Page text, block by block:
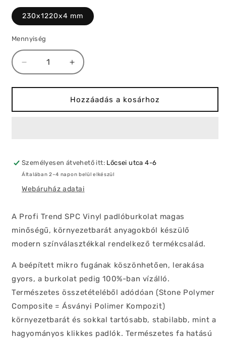
230x1220x4 mm
Mennyiség
Montana
OAK
SPC
mennyiségének
Montana
OAK
SPC
padló
mennyiségének
Hozzáadás a kosárhoz
Személyesen átvehető itt: Lőcsei utca 4-6
Általában 2–4 napon belül elkészül
Webáruház adatai
A Profi Trend SPC Vinyl padlóburkolat magas
minőségű, környezetbarát anyagokból készülő
modern színválasztékkal rendelkező termékcsalád.
A beépített mikro fugának köszönhetően, lerakása
gyors, a burkolat pedig 100%-ban vízálló.
Természetes összetételéből adódóan (Stone Polymer
Composite = Ásványi Polimer Kompozit)
környezetbarát és sokkal tartósabb, stabilabb, mint a
hagyományos klikkes padlók. Természetes fa hatású